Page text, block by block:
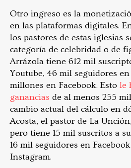
Otro ingreso es la
en las plataformas digitales.
los pastores de estas iglesias
categoría de celebridad o de
Arrázola tiene 612 mil
Youtube, 46 mil seguidores
millones en Facebook. Esto le
ganancias de al menos 255
cambio actual del cálculo en
Acosta, el pastor de La
pero tiene 15 mil suscritos a
16 mil seguidores en
Instagram.